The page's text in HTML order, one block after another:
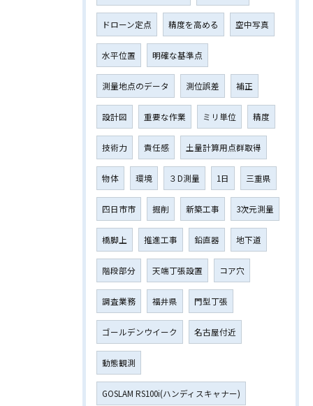
ドローン定点 精度を高める 空中写真
水平位置 明確な基準点
測量地点のデータ 測位誤差 補正
設計図 重要な作業 ミリ単位 精度
技術力 責任感 土量計算用点群取得
物体 環境 ３D測量 1日 三重県
四日市市 掘削 新築工事 3次元測量
橋脚上 推進工事 鉛直器 地下道
階段部分 天端丁張設置 コア穴
調査業務 福井県 門型丁張
ゴールデンウイーク 名古屋付近
動態観測
GOSLAM RS100i(ハンディスキャナー)